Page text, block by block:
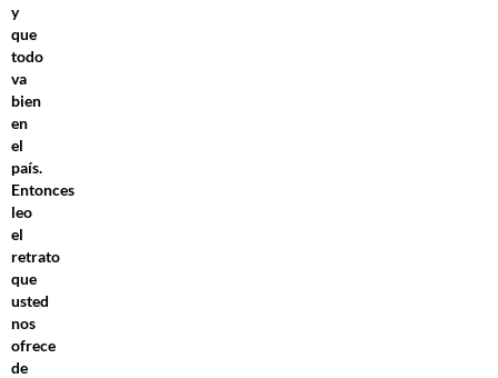
y
que
todo
va
bien
en
el
país.
Entonces
leo
el
retrato
que
usted
nos
ofrece
de